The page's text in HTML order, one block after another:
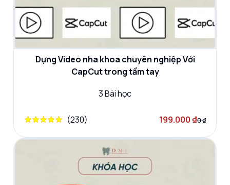
Dựng Video nha khoa chuyên nghiệp Với
CapCut trong tầm tay
3Bài học
(230) 199.000 ₫0 ₫